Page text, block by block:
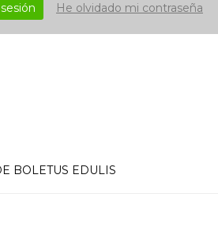
He olvidado mi contraseña
BOLETUS EDULIS